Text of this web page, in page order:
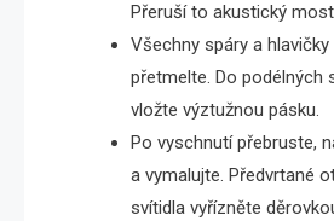
Přeruší to akustický
Všechny spáry a
přetmelte. Do podélných
vložte výztužnou pásku.
Po vyschnutí přebruste,
a vymalujte. Předvrtané
svítidla vyřízněte